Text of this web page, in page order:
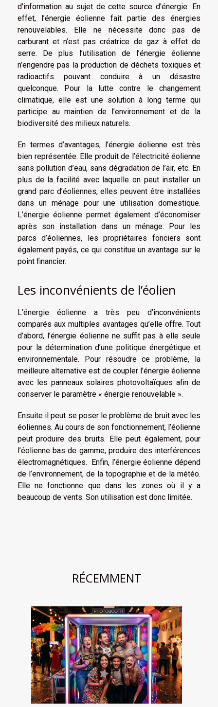
d'information au sujet de cette source d'énergie. En
effet, l’énergie éolienne fait partie des énergies
renouvelables. Elle ne nécessite donc pas de
carburant et n’est pas créatrice de gaz à effet de
serre. De plus l’utilisation de l’énergie éolienne
n’engendre pas la production de déchets toxiques et
radioactifs pouvant conduire à un désastre
quelconque. Pour la lutte contre le changement
climatique, elle est une solution à long terme qui
participe au maintien de l’environnement et de la
biodiversité des milieux naturels.
En termes d’avantages, l’énergie éolienne est très
bien représentée. Elle produit de l’électricité éolienne
sans pollution d’eau, sans dégradation de l’air, etc. En
plus de la facilité avec laquelle on peut installer un
grand parc d’éoliennes, elles peuvent être installées
dans un ménage pour une utilisation domestique.
L’énergie éolienne permet également d’économiser
après son installation dans un ménage. Pour les
parcs d’éoliennes, les propriétaires fonciers sont
également payés, ce qui constitue un avantage sur le
point financier.
Les inconvénients de l’éolien
L’énergie éolienne a très peu d’inconvénients
comparés aux multiples avantages qu’elle offre. Tout
d’abord, l’énergie éolienne ne suffit pas à elle seule
pour la détermination d’une politique énergétique et
environnementale. Pour résoudre ce problème, la
meilleure alternative est de coupler l’énergie éolienne
avec les panneaux solaires photovoltaïques afin de
conserver le paramètre « énergie renouvelable ».
Ensuite il peut se poser le problème de bruit avec les
éoliennes. Au cours de son fonctionnement, l’éolienne
peut produire des bruits. Elle peut également, pour
l’éolienne bas de gamme, produire des interférences
électromagnétiques. Enfin, l’énergie éolienne dépend
de l’environnement, de la topographie et de la météo.
Elle ne fonctionne que dans les zones où il y a
beaucoup de vents. Son utilisation est donc limitée.
RÉCEMMENT